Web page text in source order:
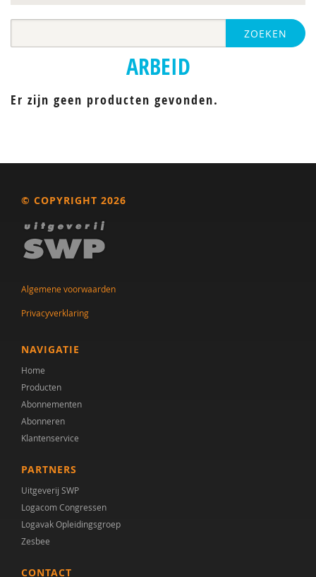
Harry Michon
ZOEKEN
ARBEID
Er zijn geen producten gevonden.
© COPYRIGHT 2026
Algemene voorwaarden
Privacyverklaring
NAVIGATIE
Home
Producten
Abonnementen
Abonneren
Klantenservice
PARTNERS
Uitgeverij SWP
Logacom Congressen
Logavak Opleidingsgroep
Zesbee
CONTACT